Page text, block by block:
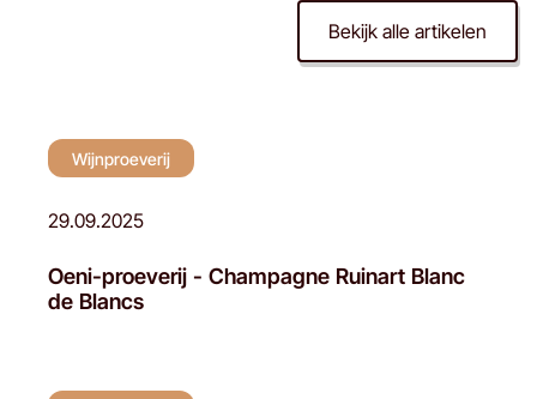
Bekijk alle artikelen
Wijnproeverij
29.09.2025
Oeni-proeverij - Champagne Ruinart Blanc
de Blancs